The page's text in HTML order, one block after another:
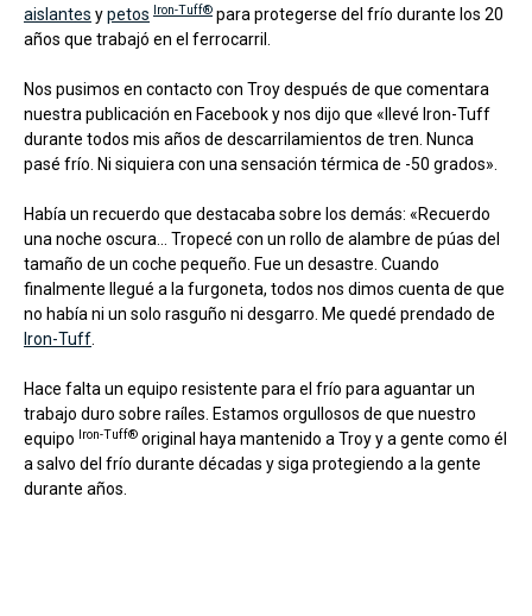
aislantes ypetos Iron-Tuff® para protegerse del frío durante los 20
años que trabajó en el ferrocarril.
Nos pusimos en contacto con Troy después de que comentara
nuestra publicación en Facebook y nos dijo que «llevé Iron-Tuff
durante todos mis años de descarrilamientos de tren. Nunca
pasé frío. Ni siquiera con una sensación térmica de -50 grados».
Había un recuerdo que destacaba sobre los demás: «Recuerdo
una noche oscura... Tropecé con un rollo de alambre de púas del
tamaño de un coche pequeño. Fue un desastre. Cuando
finalmente llegué a la furgoneta, todos nos dimos cuenta de que
no había ni un solo rasguño ni desgarro. Me quedé prendado de
Iron-Tuff
Hace falta un equipo resistente para el frío para aguantar un
trabajo duro sobre raíles. Estamos orgullosos de que nuestro
equipo Iron-Tuff® original haya mantenido a Troy y a gente como él
a salvo del frío durante décadas y siga protegiendo a la gente
durante años.